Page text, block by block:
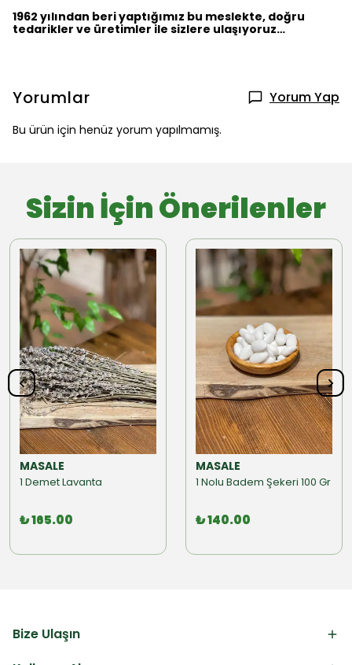
1962 yılından beri yaptığımız bu meslekte, doğru
tedarikler ve üretimler ile sizlere ulaşıyoruz…
Yorumlar Yorum Yap
Bu ürün için henüz yorum yapılmamış.
Sizin İçin Önerilenler
MASALE
1 Demet Lavanta
₺ 165.00
MASALE
1 Nolu Badem Şekeri 100 Gr
₺ 140.00
Bize Ulaşın